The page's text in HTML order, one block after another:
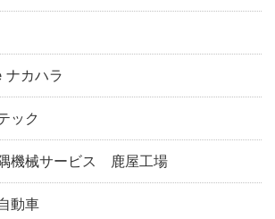
カハラ
ック
機械サービス 鹿屋工場
動車